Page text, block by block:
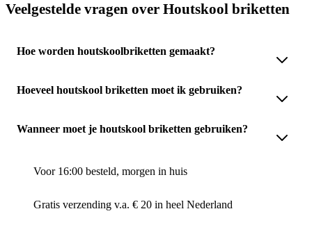
Veelgestelde vragen over Houtskool briketten
Hoe worden houtskoolbriketten gemaakt?
Hoeveel houtskool briketten moet ik gebruiken?
Wanneer moet je houtskool briketten gebruiken?
Voor 16:00 besteld, morgen in huis
Gratis verzending v.a. € 20 in heel Nederland